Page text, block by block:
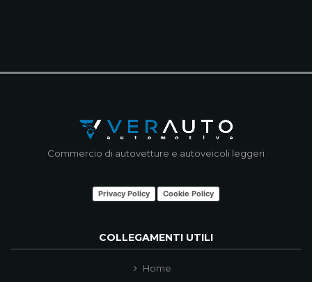
Commercio di autovetture e autoveicoli leggeri
Privacy Policy Cookie Policy
COLLEGAMENTI UTILI
Home